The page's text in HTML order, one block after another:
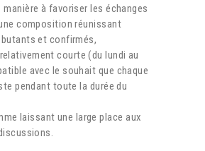
manière à favoriser les échanges
composition réunissant
et confirmés,
courte (du lundi au
avec le souhait que chaque
pendant toute la durée du
laissant une large place aux